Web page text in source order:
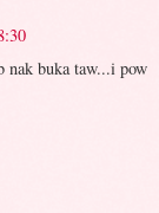
nak buka taw...i pow